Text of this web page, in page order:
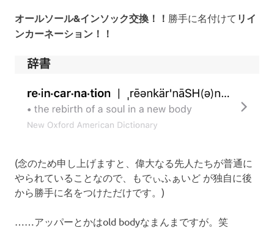
オールソール&インソック交換！！ 勝手に名付けて リイ
ンカーネーション！！
(念のため申し上げますと、偉大なる先人たちが普通に
やられていることなので、もでぃふぁいど が独自に後
から勝手に名をつけただけです。)
……アッパーとかはold bodyなまんまですが。笑